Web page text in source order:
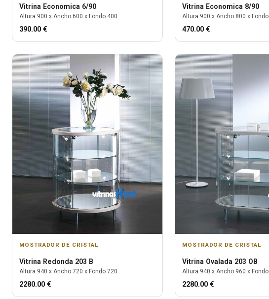
Vitrina Economica 6/90
Altura 900 x Ancho 600 x Fondo 400
390.00 €
Vitrina Economica 8/90
Altura 900 x Ancho 800 x Fondo
470.00 €
MOSTRADOR DE CRISTAL
Vitrina Redonda 203 B
Altura 940 x Ancho 720 x Fondo 720
2280.00 €
MOSTRADOR DE CRISTAL
Vitrina Ovalada 203 OB
Altura 940 x Ancho 960 x Fondo
2280.00 €